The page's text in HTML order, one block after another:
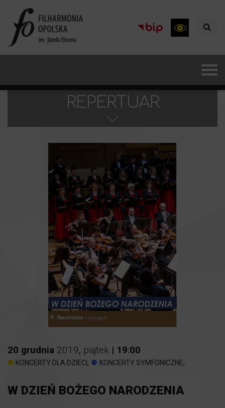
REPERTUAR
20 grudnia 2019, piątek | 19:00
KONCERTY DLA DZIECI , KONCERTY SYMFONICZNE,
W DZIEŃ BOŻEGO NARODZENIA